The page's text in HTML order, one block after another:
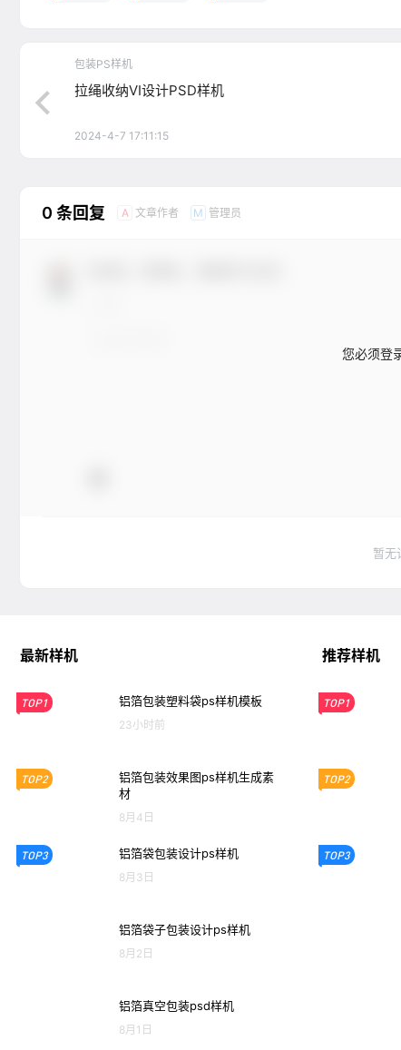
包装PS样机
拉绳收纳VI设计PSD样机
2024-4-7 17:11:15
0 条回复 A 文章作者 M 管理员
您必须登
暂无
最新样机
TOP1 铝箔包装塑料袋ps样机模板
23小时前
TOP2
铝箔包装效果图ps样机生成素
材
8月4日
TOP3 铝箔袋包装设计ps样机
8月3日
铝箔袋子包装设计ps样机
8月2日
铝箔真空包装psd样机
8月1日
推荐样机
TOP1
TOP2
TOP3